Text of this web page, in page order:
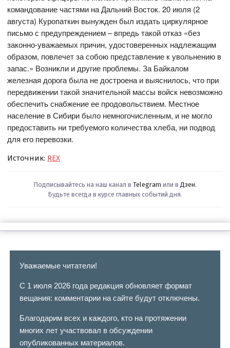
командование частями на Дальний Восток. 20 июля (2
августа) Куропаткин вынужден был издать циркулярное
письмо с предупреждением – впредь такой отказ «без
законно-уважаемых причин, удостоверенных надлежащим
образом, повлечет за собою представление к увольнению в
запас.» Возникли и другие проблемы. За Байкалом
железная дорога была не достроена и выяснилось, что при
передвижении такой значительной массы войск невозможно
обеспечить снабжение ее продовольствием. Местное
население в Сибири было немногочисленным, и не могло
предоставить ни требуемого количества хлеба, ни подвод
для его перевозки.
Источник: REX
Подписывайтесь на наш канал в Telegram или в Дзен.
Будьте всегда в курсе главных событий дня.
Уважаемые читатели!
С 1 июля 2026 года редакция обновляет формат
вещания: комментарии на сайте будут отключены.
Благодарим всех и каждого, кто на протяжении
многих лет участвовал в обсуждении
опубликованных материалов.